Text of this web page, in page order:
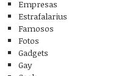
Empresas
Estrafalarius
Famosos
Fotos
Gadgets
Gay